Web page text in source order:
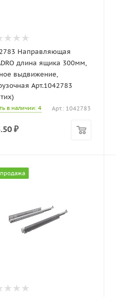
Направляющая
длина ящика 300мм,
выдвижение,
Арт.1042783
в наличии: 4 Арт.: 1042783
₽